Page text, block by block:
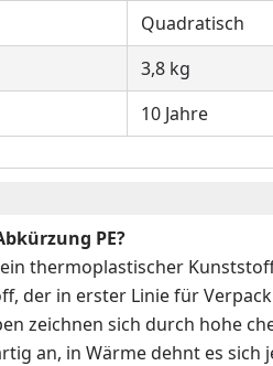
Quadratisch
3,8 kg
10 Jahre
PE?
ein thermoplastischer
der in erster Linie für
zeichnen sich durch hohe
an, in Wärme dehnt es